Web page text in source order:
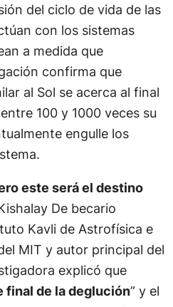
del ciclo de vida de las
con los sistemas
a medida que
confirma que
al Sol se acerca al final
100 y 1000 veces su
engulle los
este será el destino
De becario
Kavli de Astrofísica e
MIT y autor principal del
explicó que
final de la deglución” y el